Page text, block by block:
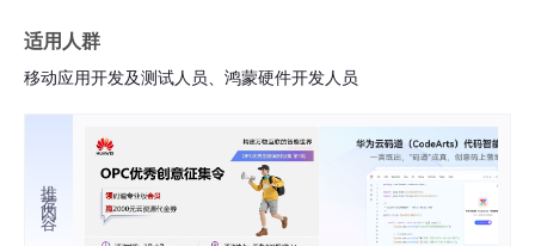
适用人群
移动应用开发及测试人员、鸿蒙硬件开发人员
推荐内容